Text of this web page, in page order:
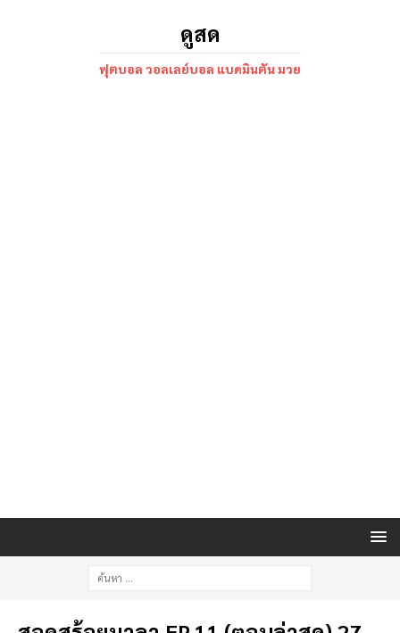
ดูสด
ฟุตบอล วอลเลย์บอล แบดมินตัน มวย